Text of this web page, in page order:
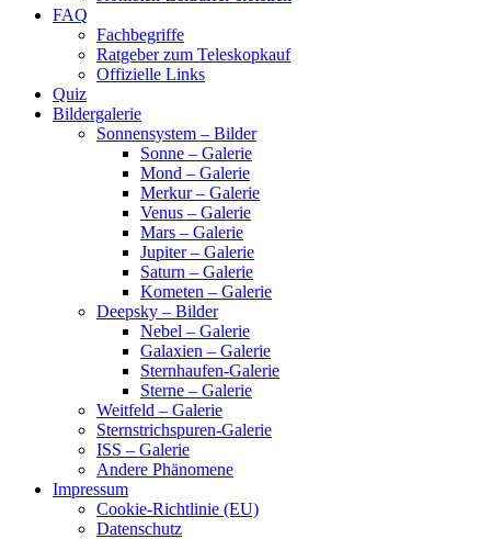
FAQ
Fachbegriffe
Ratgeber zum Teleskopkauf
Offizielle Links
Quiz
Bildergalerie
Sonnensystem – Bilder
Sonne – Galerie
Mond – Galerie
Merkur – Galerie
Venus – Galerie
Mars – Galerie
Jupiter – Galerie
Saturn – Galerie
Kometen – Galerie
Deepsky – Bilder
Nebel – Galerie
Galaxien – Galerie
Sternhaufen-Galerie
Sterne – Galerie
Weitfeld – Galerie
Sternstrichspuren-Galerie
ISS – Galerie
Andere Phänomene
Impressum
Cookie-Richtlinie (EU)
Datenschutz